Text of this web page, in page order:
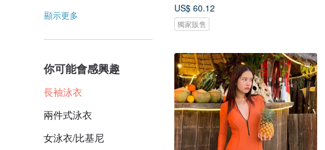
顯示更多
你可能會感興趣
長袖泳衣
兩件式泳衣
女泳衣/比基尼
US$ 60.12
獨家販售